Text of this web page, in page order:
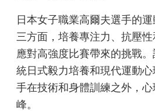
日本女子職業高爾夫選手的
三方面，培養專注力、抗壓
應對高強度比賽帶來的挑戰
統日式毅力培養和現代運動
手在技術和身體訓練之外，
峰。